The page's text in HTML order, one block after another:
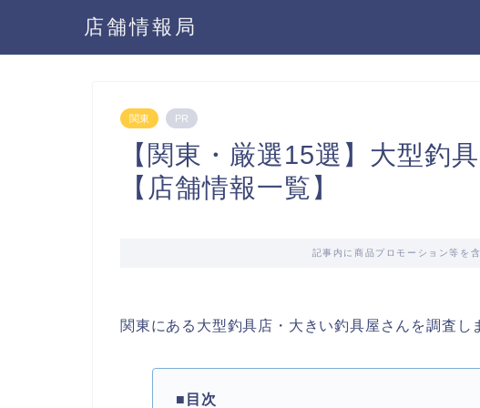
店舗情報局
関東 PR
【関東・厳選15選】大型釣
【店舗情報一覧】
記事内に商品プロモーション等を
関東にある大型釣具店・大きい釣具屋さんを調査し
■目次